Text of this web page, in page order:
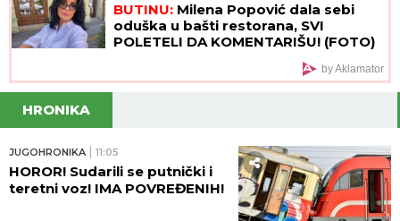
BUTINU: Milena Popović dala sebi
oduška u bašti restorana, SVI
POLETELI DA KOMENTARIŠU! (FOTO)
by Aklamator
HRONIKA
JUGOHRONIKA 11:05
HOROR! Sudarili se putnički i
teretni voz! IMA POVREĐENIH!